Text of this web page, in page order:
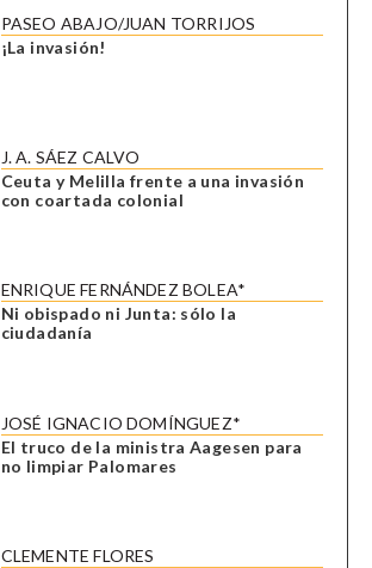
PASEO ABAJO/JUAN TORRIJOS
¡La invasión!
J. A. SÁEZ CALVO
Ceuta y Melilla frente a una invasión
con coartada colonial
ENRIQUE FERNÁNDEZ BOLEA*
Ni obispado ni Junta: sólo la
ciudadanía
JOSÉ IGNACIO DOMÍNGUEZ*
El truco de la ministra Aagesen para
no limpiar Palomares
CLEMENTE FLORES